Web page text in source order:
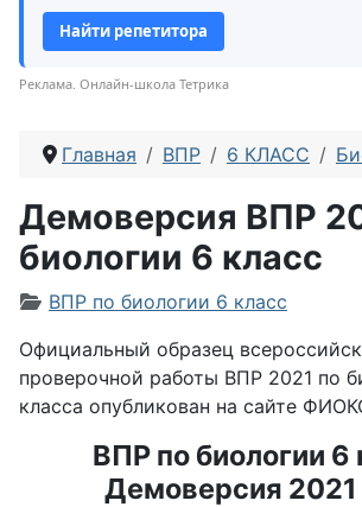
Найти репетитора
Реклама. Онлайн-школа Тетрика
Главная ВПР 6 КЛАСС
Демоверсия ВПР
биологии 6 класс
Информация о материале
ВПР по биологии 6 класс
Официальный образец
проверочной работы ВПР 2021 по
класса опубликован на сайте
ВПР по биологии 6
Демоверсия 2021